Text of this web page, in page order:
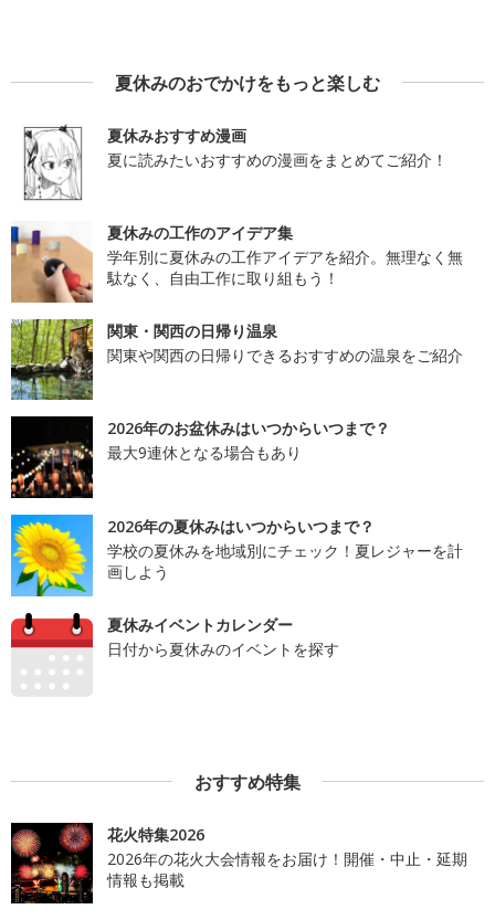
夏休みのおでかけをもっと楽しむ
夏休みおすすめ漫画
夏に読みたいおすすめの漫画をまとめてご紹介！
夏休みの工作のアイデア集
学年別に夏休みの工作アイデアを紹介。無理なく無
駄なく、自由工作に取り組もう！
関東・関西の日帰り温泉
関東や関西の日帰りできるおすすめの温泉をご紹介
2026年のお盆休みはいつからいつまで？
最大9連休となる場合もあり
2026年の夏休みはいつからいつまで？
学校の夏休みを地域別にチェック！夏レジャーを計
画しよう
夏休みイベントカレンダー
日付から夏休みのイベントを探す
おすすめ特集
花火特集2026
2026年の花火大会情報をお届け！開催・中止・延期
情報も掲載